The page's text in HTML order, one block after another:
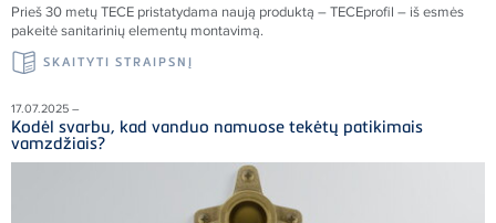
Prieš 30 metųTECE pristatydama naują produktą –TECEprofil – iš esmės
pakeitė sanitarinių elementų montavimą.
SKAITYTI STRAIPSNĮ
17.07.2025 –
Kodėl svarbu, kad vanduo namuose tekėtų patikimais
vamzdžiais?